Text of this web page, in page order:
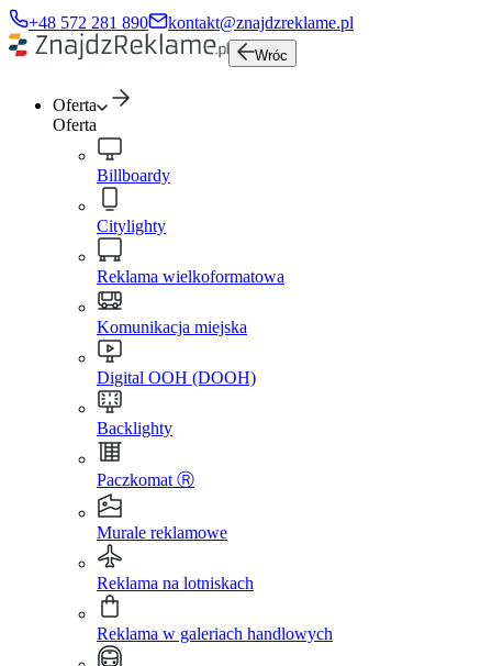
+48 572 281 890 kontakt@znajdzreklame.pl
Wróc
Oferta
Oferta
Billboardy
Citylighty
Reklama wielkoformatowa
Komunikacja miejska
Digital OOH (DOOH)
Backlighty
Paczkomat Ⓡ
Murale reklamowe
Reklama na lotniskach
Reklama w galeriach handlowych